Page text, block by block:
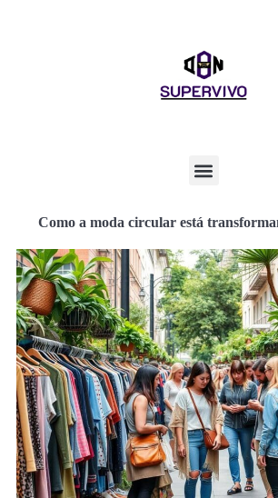
Como a moda circular está